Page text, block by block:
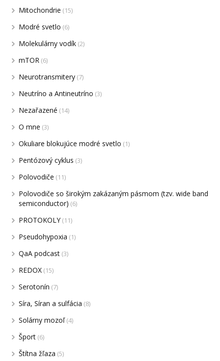
Mitochondrie (15)
Modré svetlo (6)
Molekulárny vodík (2)
mTOR (6)
Neurotransmitery (7)
Neutríno a Antineutríno (3)
Nezařazené (14)
O mne (3)
Okuliare blokujúce modré svetlo (1)
Pentózový cyklus (3)
Polovodiče (11)
Polovodiče so širokým zakázaným pásmom (tzv. wide band
semiconductor) (6)
PROTOKOLY(11)
Pseudohypoxia (1)
QaA podcast (3)
REDOX (15)
Serotonín (7)
Síra, Síran a sulfácia (8)
Solárny mozoľ(4)
Šport (6)
Štítna žľaza (5)